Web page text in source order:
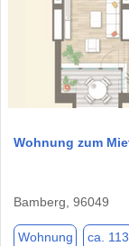
Wohnung zum
Bamberg, 96049
Wohnung ca.